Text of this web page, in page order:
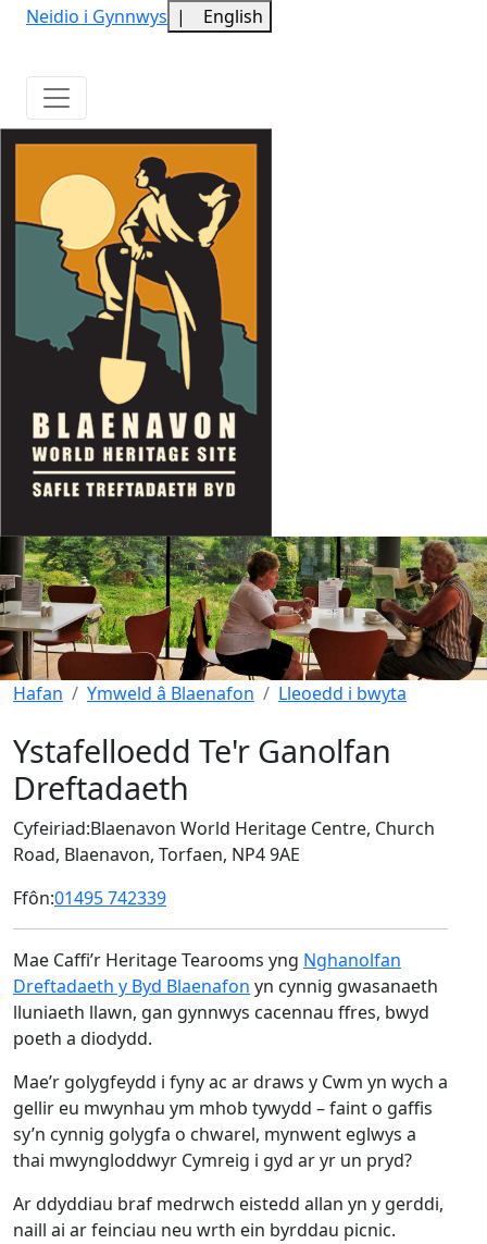
Neidio i Gynnwys | English
Hafan Ymweld â Blaenafon Lleoedd i bwyta
Ystafelloedd Te'r Ganolfan
Dreftadaeth
Cyfeiriad:Blaenavon World Heritage Centre, Church
Road, Blaenavon, Torfaen, NP4 9AE
Ffôn:01495 742339
Mae Caffi’r Heritage Tearooms yng Nghanolfan
Dreftadaeth y Byd Blaenafon yn cynnig gwasanaeth
lluniaeth llawn, gan gynnwys cacennau ffres, bwyd
poeth a diodydd.
Mae’r golygfeydd i fyny ac ar draws y Cwm yn wych a
gellir eu mwynhau ym mhob tywydd – faint o gaffis
sy’n cynnig golygfa o chwarel, mynwent eglwys a
thai mwyngloddwyr Cymreig i gyd ar yr un pryd?
Ar ddyddiau braf medrwch eistedd allan yn y gerddi,
naill ai ar feinciau neu wrth ein byrddau picnic.